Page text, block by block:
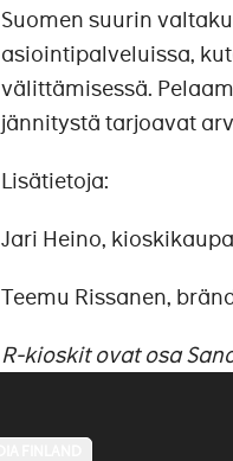
Suomen suurin
asiointipalveluissa,
välittämisessä.
jännitystä tarjoavat
Lisätietoja:
Jari Heino,
Teemu Rissanen,
R-kioskit ovat osa